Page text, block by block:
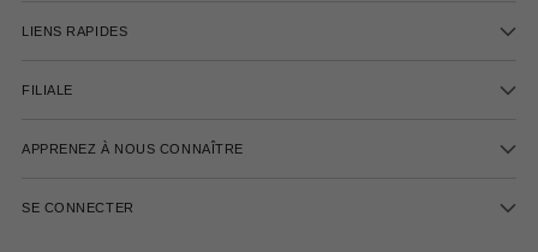
LIENS RAPIDES
FILIALE
APPRENEZ À NOUS CONNAÎTRE
SE CONNECTER